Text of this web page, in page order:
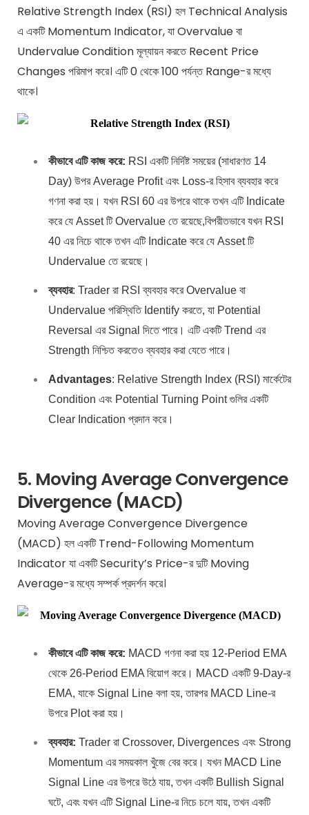
Relative Strength Index (RSI) হল Technical Analysis
এ একটি Momentum Indicator, যা Overvalue বা
Undervalue Condition মূল্যায়ন করতে Recent Price
Changes পরিমাপ করে। এটি 0 থেকে 100 পর্যন্ত Range-র মধ্যে
থাকে।
কীভাবে এটি কাজ করে: RSI একটি নির্দিষ্ট সময়ের (সাধারণত 14
Day) উপর Average Profit এবং Loss-র হিসাব ব্যবহার করে
গণনা করা হয়। যখন RSI 60 এর উপরে থাকে তখন এটি Indicate
করে যে Asset টি Overvalue তে রয়েছে,বিপরীতভাবে যখন RSI
40 এর নিচে থাকে তখন এটি Indicate করে যে Asset টি
Undervalue তে রয়েছে।
ব্যবহার: Trader রা RSI ব্যবহার করে Overvalue বা
Undervalue পরিস্থিতি Identify করতে, যা Potential
Reversal এর Signal দিতে পারে। এটি একটি Trend এর
Strength নিশ্চিত করতেও ব্যবহার করা যেতে পারে।
Advantages: Relative Strength Index (RSI) মার্কেটের
Condition এবং Potential Turning Point গুলির একটি
Clear Indication প্রদান করে।
5. Moving Average Convergence
Divergence (MACD)
Moving Average Convergence Divergence
(MACD) হল একটি Trend-Following Momentum
Indicator যা একটি Security’s Price-র দুটি Moving
Average-র মধ্যে সম্পর্ক প্রদর্শন করে।
কীভাবে এটি কাজ করে: MACD গণনা করা হয় 12-Period EMA
থেকে 26-Period EMA বিয়োগ করে। MACD একটি 9-Day-র
EMA, যাকে Signal Line বলা হয়, তারপর MACD Line-র
উপরে Plot করা হয়।
ব্যবহার: Trader রা Crossover, Divergences এবং Strong
Momentum এর সময়কাল খুঁজে বের করে। যখন MACD Line
Signal Line এর উপরে উঠে যায়, তখন একটি Bullish Signal
ঘটে, এবং যখন এটি Signal Line-র নিচে চলে যায়, তখন একটি